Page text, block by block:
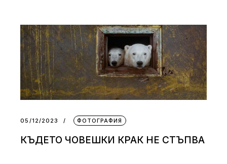
05/12/2023 ФОТОГРАФИЯ
КЪДЕТО ЧОВЕШКИ КРАК НЕ СТЪПВА